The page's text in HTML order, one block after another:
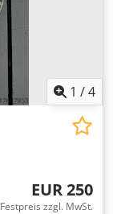
1 /4
EUR 250
Festpreis zzgl. MwSt.